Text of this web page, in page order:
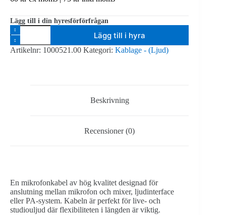
Lägg till i din hyresförförfrågan
Mikrofonkabel
50m
mängd
Lägg till i hyra
Artikelnr: 1000521.00 Kategori: Kablage - (Ljud)
Beskrivning
Recensioner (0)
En mikrofonkabel av hög kvalitet designad för
anslutning mellan mikrofon och mixer, ljudinterface
eller PA-system. Kabeln är perfekt för live‑ och
studiouljud där flexibiliteten i längden är viktig.